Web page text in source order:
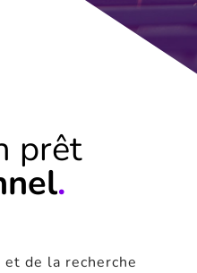
prêt
.
de la recherche